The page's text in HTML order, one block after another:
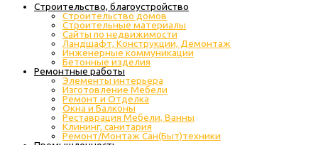
Строительство, благоустройство
Строительство домов
Строительные материалы
Сайты по недвижимости
Ландшафт, Конструкции, Демонтаж
Инженерные коммуникации
Бетонные изделия
Ремонтные работы
Элементы интерьера
Изготовление Мебели
Ремонт и Отделка
Окна и Балконы
Реставрация Мебели, Ванны
Клининг, санитария
Ремонт/Монтаж Сан(Быт)техники